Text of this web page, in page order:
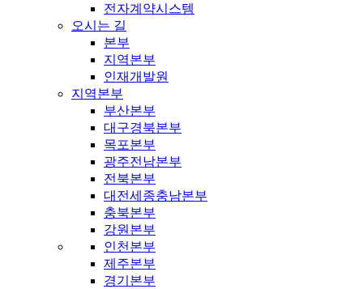
전자계약시스템
오시는 길
본부
지역본부
인재개발원
지역본부
부산본부
대구경북본부
목포본부
광주전남본부
전북본부
대전세종충남본부
충북본부
강원본부
인천본부
제주본부
경기본부